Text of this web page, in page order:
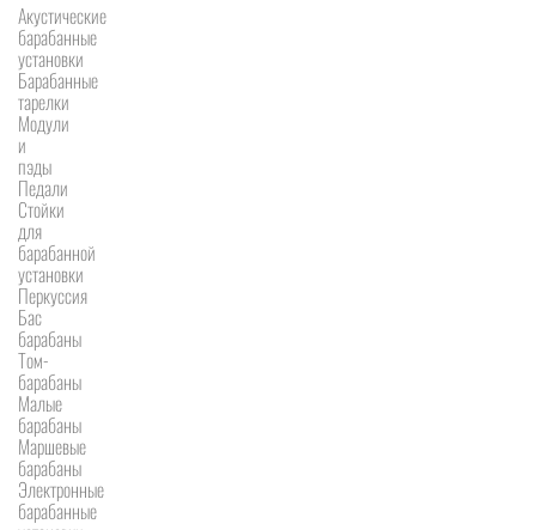
Акустические
барабанные
установки
Барабанные
тарелки
Модули
и
пэды
Педали
Стойки
для
барабанной
установки
Перкуссия
Бас
барабаны
Том-
барабаны
Малые
барабаны
Маршевые
барабаны
Электронные
барабанные